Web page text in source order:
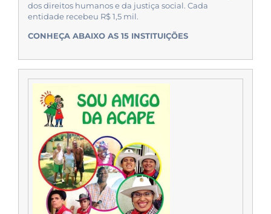
dos direitos humanos e da justiça social. Cada
entidade recebeu R$ 1,5 mil.
CONHEÇA ABAIXO AS 15 INSTITUIÇÕES